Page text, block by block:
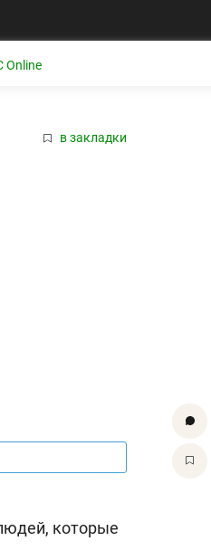
в закладки
которые